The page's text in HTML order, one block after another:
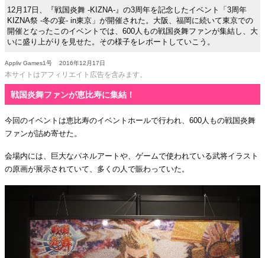
12月17日、『戦国炎舞 -KIZNA-』の3周年を記念したイベント「3周年
KIZNA祭 -冬の宴- in東京」が開催された。大阪、福岡に続いて東京での
開催となったこのイベントでは、600人もの戦国炎舞ファンが集結し、大
いに盛り上がりを見せた。その様子をレポートしていこう。
Appliv Games1号 2016年12月17日
本サイトはアフィリエイト広告を含みます。
戦国炎舞ファンが恵比寿に集結！
今回のイベントは恵比寿のイベントホールで行われ、600人もの戦国炎舞
ファンが詰め寄せた。
会場内には、巨大なパネルアートや、ゲームで使われている武将イラスト
の原画が展示されていて、多くの人で賑わっていた。